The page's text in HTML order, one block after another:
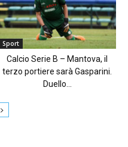
Sport
Calcio Serie B – Mantova, il
terzo portiere sarà Gasparini.
Duello...